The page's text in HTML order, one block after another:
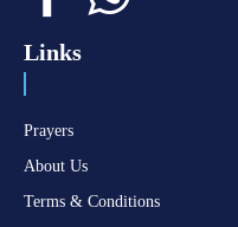
Links
Prayers
About Us
Terms & Conditions